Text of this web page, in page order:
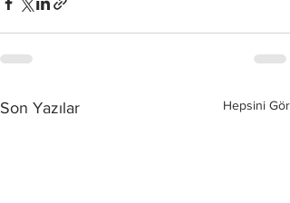
Son Yazılar Hepsini Gör